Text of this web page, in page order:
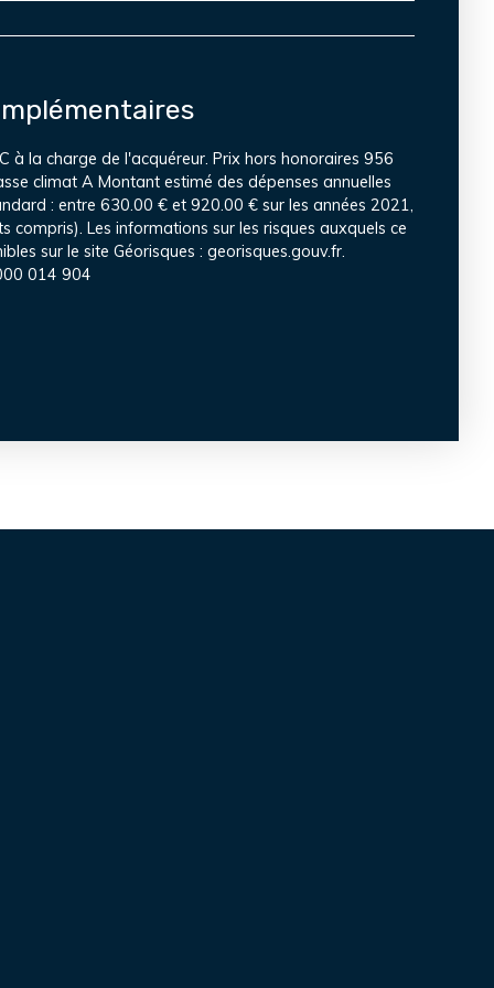
à la charge de l'acquéreur. Prix hors honoraires 956
climat A Montant estimé des dépenses annuelles
: entre 630.00 € et 920.00 € sur les années 2021,
compris). Les informations sur les risques auxquels ce
sur le site Géorisques : georisques.gouv.fr.
014 904